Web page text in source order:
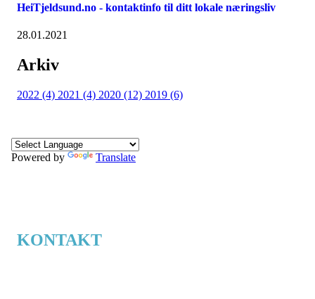
HeiTjeldsund.no - kontaktinfo til ditt lokale næringsliv
28.01.2021
Arkiv
2022 (4) 2021 (4) 2020 (12) 2019 (6)
Powered by Translate
KONTAKT